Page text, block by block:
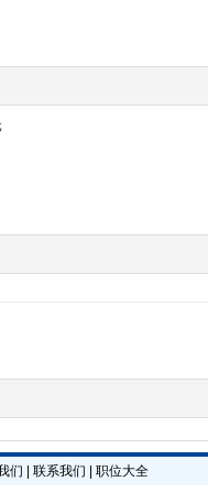
们 联系我们 职位大全